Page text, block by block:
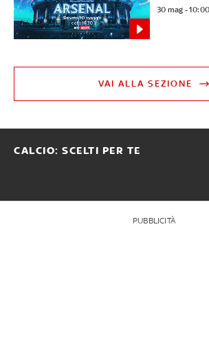
30 mag - 10:00
VAI ALLA SEZIONE
CALCIO: SCELTI PER TE
PUBBLICITÀ